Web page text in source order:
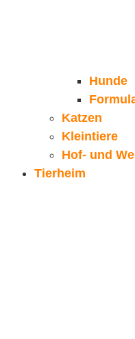
Hunde
Katzen
Kleintiere
Hof- und
Tierheim